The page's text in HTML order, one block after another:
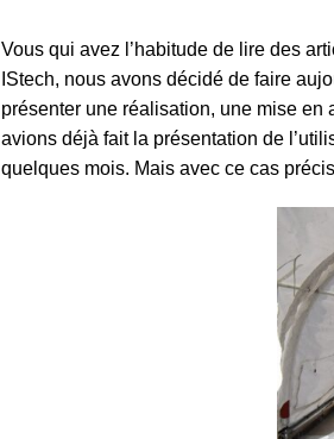
Vous qui avez l’habitude de lire des
IStech, nous avons décidé de faire
présenter une réalisation, une mise en
avions déjà fait la présentation de
quelques mois. Mais avec ce cas